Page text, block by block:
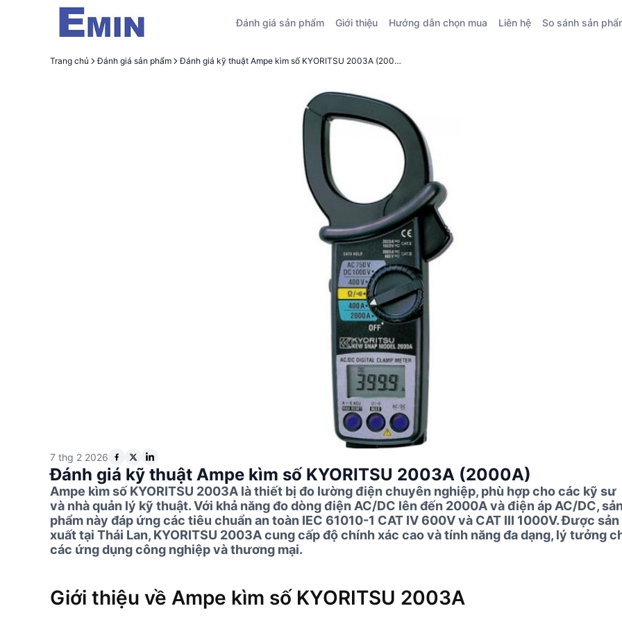
Đánh giá sản phẩm Giới thiệu Hướng dẫn chọn mua Liên hệ So sánh sản
Trang chủ Đánh giá sản phẩm Đánh giá kỹ thuật Ampe kìm số KYORITSU 2003A (2000A)
7 thg 2 2026
Đánh giá kỹ thuật Ampe kìm số KYORITSU 2003A (2000A)
Ampe kìm số KYORITSU 2003A là thiết bị đo lường điện chuyên nghiệp, phù hợp cho các kỹ sư
và nhà quản lý kỹ thuật. Với khả năng đo dòng điện AC/DC lên đến 2000A và điện áp AC/DC,
phẩm này đáp ứng các tiêu chuẩn an toàn IEC 61010-1 CAT IV 600V và CAT III 1000V. Được sản
xuất tại Thái Lan, KYORITSU 2003A cung cấp độ chính xác cao và tính năng đa dạng, lý tưởng
các ứng dụng công nghiệp và thương mại.
Giới thiệu về Ampe kìm số KYORITSU 2003A